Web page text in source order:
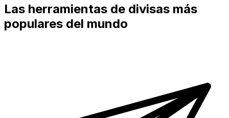
Las herramientas de divisas más
populares del mundo